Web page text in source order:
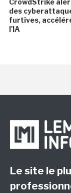
CrowdStrike
des
furtives,
l'IA
Le site le